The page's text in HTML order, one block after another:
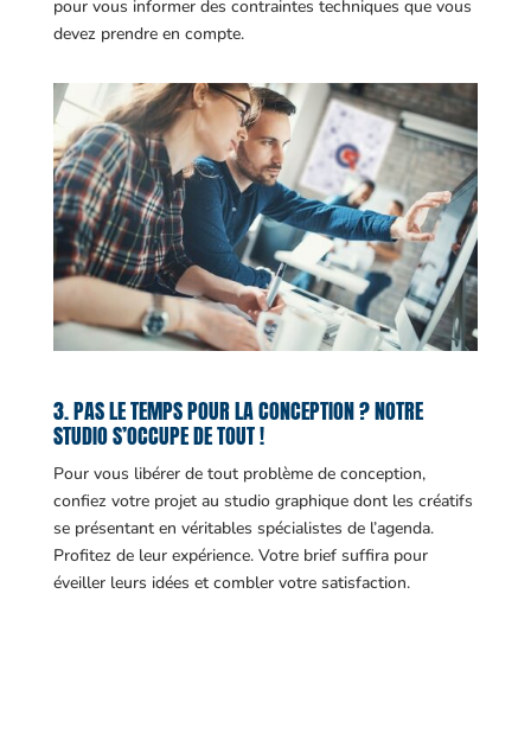
pour vous informer des contraintes techniques que vous
devez prendre en compte.
3. PAS LE TEMPS POUR LA CONCEPTION ? NOTRE
STUDIO S’OCCUPE DE TOUT !
Pour vous libérer de tout problème de conception,
confiez votre projet au studio graphique dont les créatifs
se présentant en véritables spécialistes de l’agenda.
Profitez de leur expérience. Votre brief suffira pour
éveiller leurs idées et combler votre satisfaction.